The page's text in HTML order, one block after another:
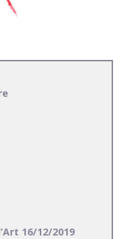
16/12/2019